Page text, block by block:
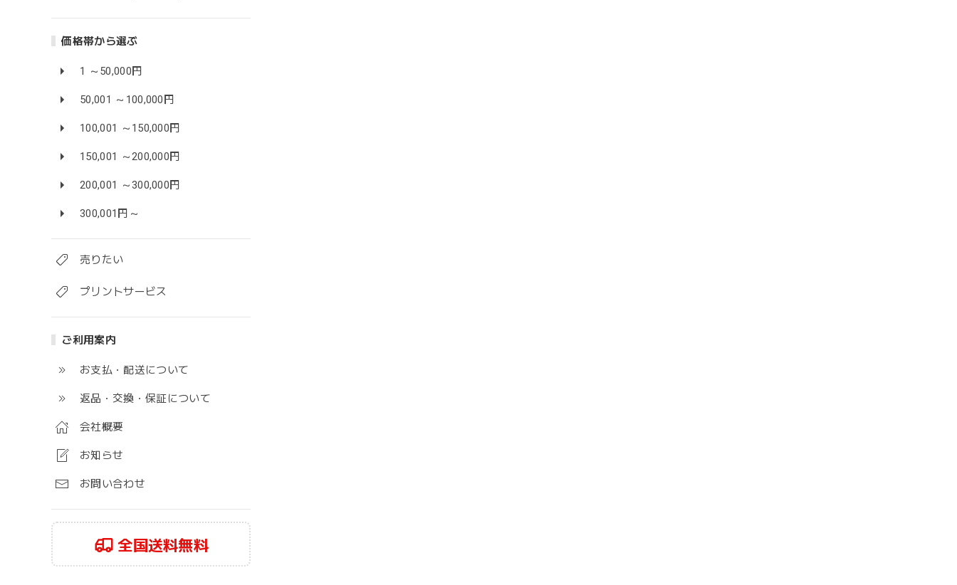
価格帯から選ぶ
1 ～50,000円
50,001 ～100,000円
100,001 ～150,000円
150,001 ～200,000円
200,001 ～300,000円
300,001円～
売りたい
プリントサービス
ご利用案内
お支払・配送について
返品・交換・保証について
会社概要
お知らせ
お問い合わせ
全国送料無料